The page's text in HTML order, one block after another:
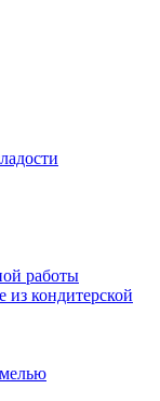
работы
кондитерской